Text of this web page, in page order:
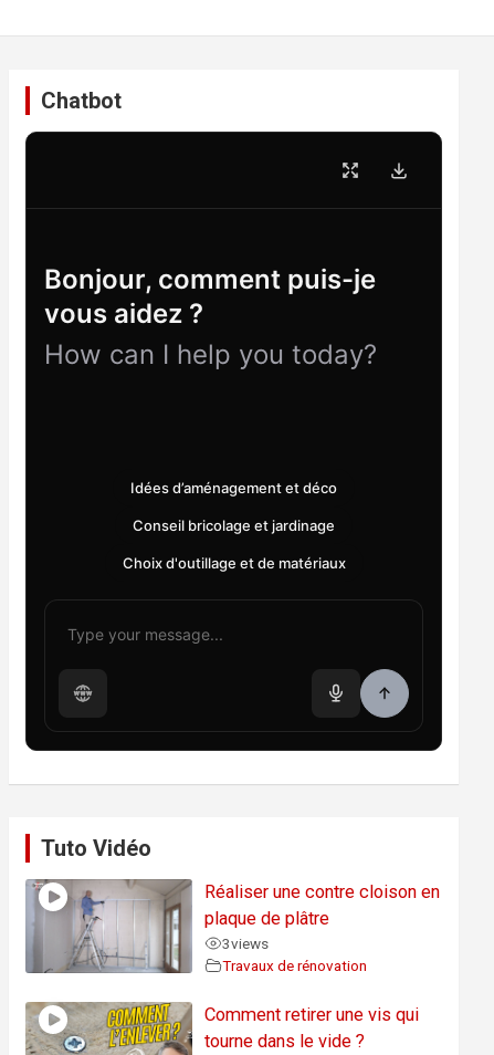
Chatbot
Bonjour, comment puis-je
vous aidez ?
How can I help you today?
Idées d’aménagement et déco
Conseil bricolage et jardinage
Choix d'outillage et de matériaux
Tuto Vidéo
Réaliser une contre cloison en
plaque de plâtre
3views
Travaux de rénovation
Comment retirer une vis qui
tourne dans le vide ?